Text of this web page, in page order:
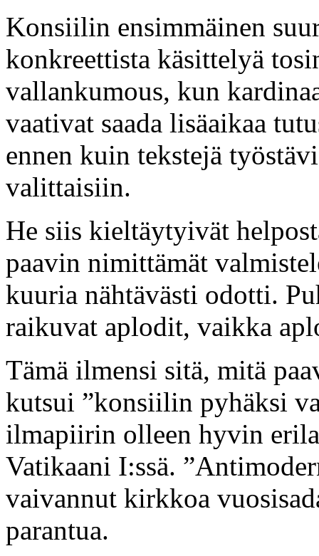
Konsiilin ensimmäinen
konkreettista käsittelyä
vallankumous, kun
vaativat saada lisäaikaa
ennen kuin tekstejä
valittaisiin.
He siis kieltäytyivät
paavin nimittämät
kuuria nähtävästi odotti.
raikuvat aplodit, vaikka
Tämä ilmensi sitä, mitä
kutsui ”konsiilin pyhäksi
ilmapiirin olleen hyvin
Vatikaani I:ssä.
vaivannut kirkkoa
parantua.